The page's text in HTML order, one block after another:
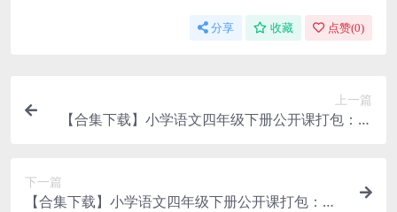
分享 收藏 点赞(0)
上一篇
【合集下载】小学语文四年级下册公开课打包：第
下一篇
【合集下载】小学语文四年级下册公开课打包：第